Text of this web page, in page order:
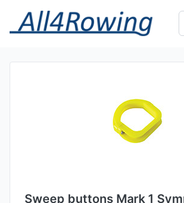
Sweep buttons Mark 1